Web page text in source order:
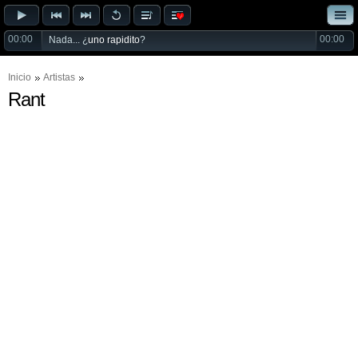
00:00 Nada... ¿uno rapidito? 00:00
Inicio Artistas
Rant